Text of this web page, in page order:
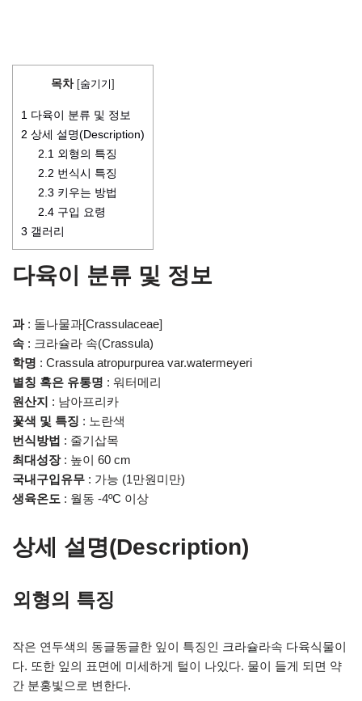
목차 [숨기기]
1 다육이 분류 및 정보
2 상세 설명(Description)
2.1 외형의 특징
2.2 번식시 특징
2.3 키우는 방법
2.4 구입 요령
3 갤러리
다육이 분류 및 정보
과: 돌나물과[Crassulaceae]
속 : 크라슐라 속(Crassula)
학명 : Crassula atropurpurea var.watermeyeri
별칭 혹은 유통명 : 워터메리
원산지 : 남아프리카
꽃색 및 특징 : 노란색
번식방법 : 줄기삽목
최대성장: 높이 60 cm
국내구입유무 : 가능 (1만원미만)
생육온도 : 월동 -4ºC 이상
상세 설명(Description)
외형의 특징
작은 연두색의 동글동글한 잎이 특징인 크라슐라속 다육식물이
다. 또한 잎의 표면에 미세하게 털이 나있다. 물이 들게 되면 약
간 분홍빛으로 변한다.